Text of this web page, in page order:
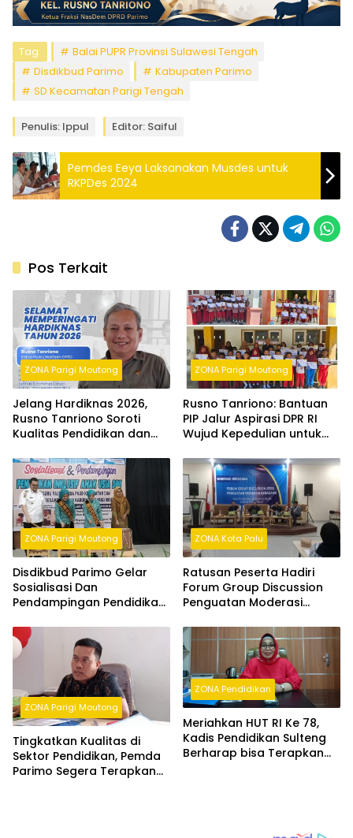
Tag:
Balai PUPR Provinsi Sulawesi Tengah
Disdikbud Parimo
Kabupaten Parimo
SD Kecamatan Parigi Tengah
Penulis: Ippul Editor: Saiful
Pemdes Eeya Laksanakan Musdes untuk
RKPDes 2024
Pos Terkait
ZONA Parigi Moutong
Jelang Hardiknas 2026,
Rusno Tanriono Soroti
Kualitas Pendidikan dan
Moutong
ZONA Parigi Moutong
Rusno Tanriono: Bantuan
PIP Jalur Aspirasi DPR RI
Wujud Kepedulian untuk
ZONA Parigi Moutong
Disdikbud Parimo Gelar
Sosialisasi Dan
Pendampingan Pendidikan
Wujud Kepedulian
Terhadap Hak Anak
ZONA Kota Palu
Ratusan Peserta Hadiri
Forum Group Discussion
Penguatan Moderasi
ZONA Parigi Moutong
Tingkatkan Kualitas di
Sektor Pendidikan, Pemda
Parimo Segera Terapkan
ZONA Pendidikan
Meriahkan HUT RI Ke 78,
Kadis Pendidikan Sulteng
Berharap bisa Terapkan